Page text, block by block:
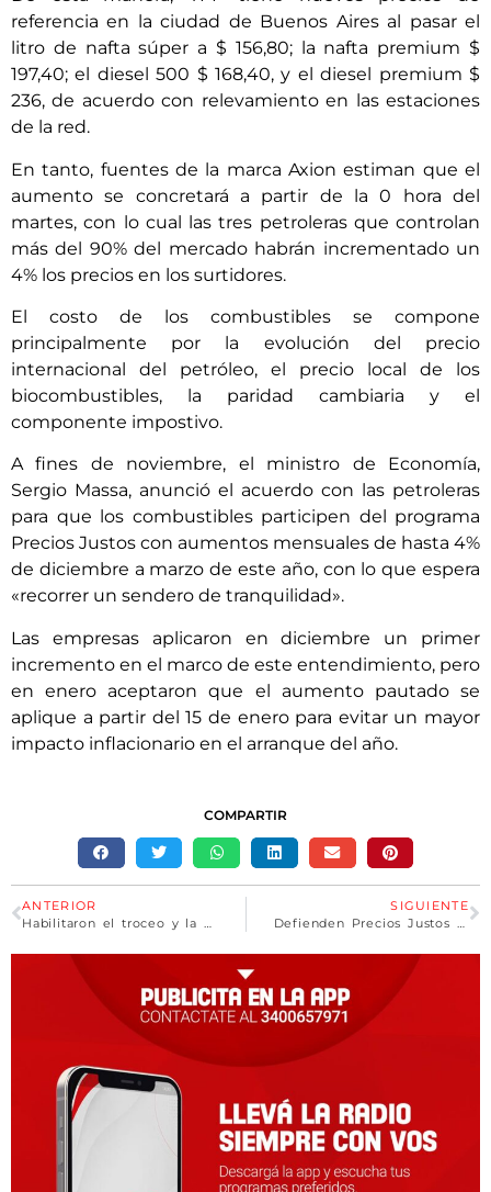
referencia en la ciudad de Buenos Aires al pasar el
litro de nafta súper a $ 156,80; la nafta premium $
197,40; el diesel 500 $ 168,40, y el diesel premium $
236, de acuerdo con relevamiento en las estaciones
de la red.
En tanto, fuentes de la marca Axion estiman que el
aumento se concretará a partir de la 0 hora del
martes, con lo cual las tres petroleras que controlan
más del 90% del mercado habrán incrementado un
4% los precios en los surtidores.
El costo de los combustibles se compone
principalmente por la evolución del precio
internacional del petróleo, el precio local de los
biocombustibles, la paridad cambiaria y el
componente impostivo.
A fines de noviembre, el ministro de Economía,
Sergio Massa, anunció el acuerdo con las petroleras
para que los combustibles participen del programa
Precios Justos con aumentos mensuales de hasta 4%
de diciembre a marzo de este año, con lo que espera
«recorrer un sendero de tranquilidad».
Las empresas aplicaron en diciembre un primer
incremento en el marco de este entendimiento, pero
en enero aceptaron que el aumento pautado se
aplique a partir del 15 de enero para evitar un mayor
impacto inflacionario en el arranque del año.
COMPARTIR
ANTERIOR
SIGUIENTE